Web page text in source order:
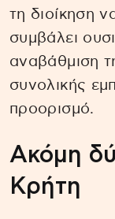
τη διοίκηση
συμβάλει
αναβάθμιση
συνολικής
προορισμό.
Ακόμη
Κρήτη